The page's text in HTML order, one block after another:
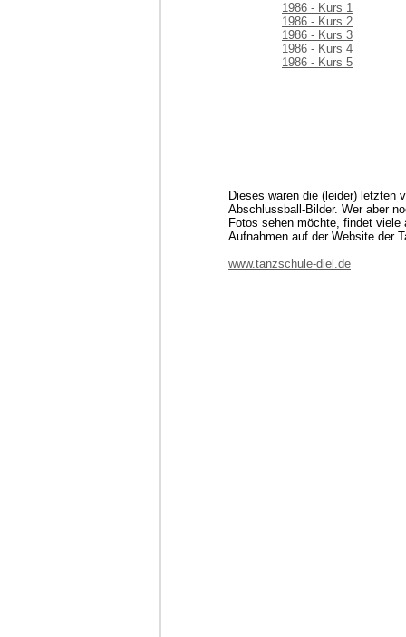
1986 - Kurs 1
1986 - Kurs 2
1986 - Kurs 3
1986 - Kurs 4
1986 - Kurs 5
Dieses waren die (leider) letzten
Abschlussball-Bilder. Wer aber
Fotos sehen möchte, findet viele
Aufnahmen auf der Website der
www.tanzschule-diel.de